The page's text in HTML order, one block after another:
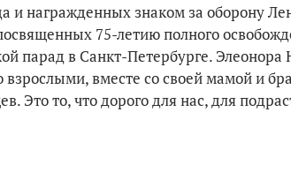
и награжденных знаком за оборону
75-летию полного
парад в Санкт-Петербурге. Элеонора
вместе со своей мамой и
Это то, что дорого для нас, для